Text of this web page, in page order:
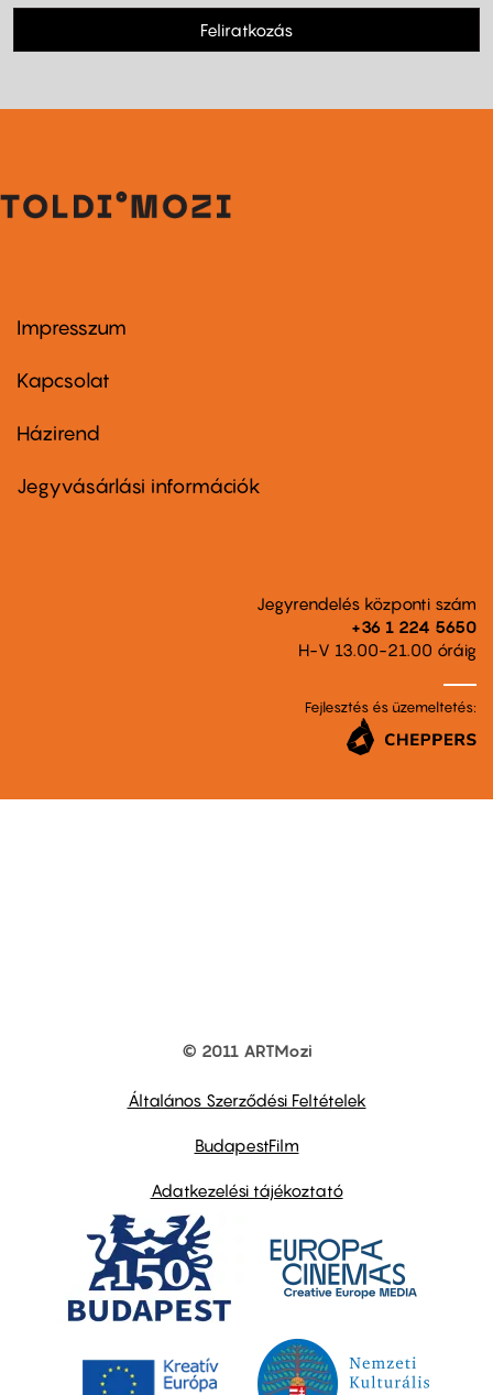
Feliratkozás
Footer
first
Impresszum
Kapcsolat
Footer
second
Házirend
Jegyvásárlási információk
Jegyrendelés központi szám
+36 1 224 5650
H-V 13.00-21.00 óráig
Fejlesztés és üzemeltetés:
© 2011 ARTMozi
Általános Szerződési Feltételek
BudapestFilm
Adatkezelési tájékoztató